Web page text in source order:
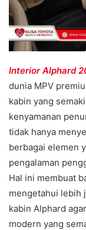
Interior Alphard
dunia MPV
kabin yang
kenyamanan
tidak hanya
berbagai elemen
pengalaman
Hal ini membuat
mengetahui lebih
kabin Alphard
modern yang